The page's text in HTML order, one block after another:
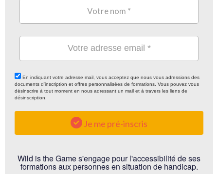
En indiquant votre adresse mail, vous acceptez que nous vous adressions des
documents d'inscription et offres personnalisées de formations. Vous pouvez vous
désinscrire à tout moment en nous adressant un mail et à travers les liens de
désinscription.
Je me pré-inscris
Wild is the Game s'engage pour l'accessibilité de ses
formations aux personnes en situation de handicap.